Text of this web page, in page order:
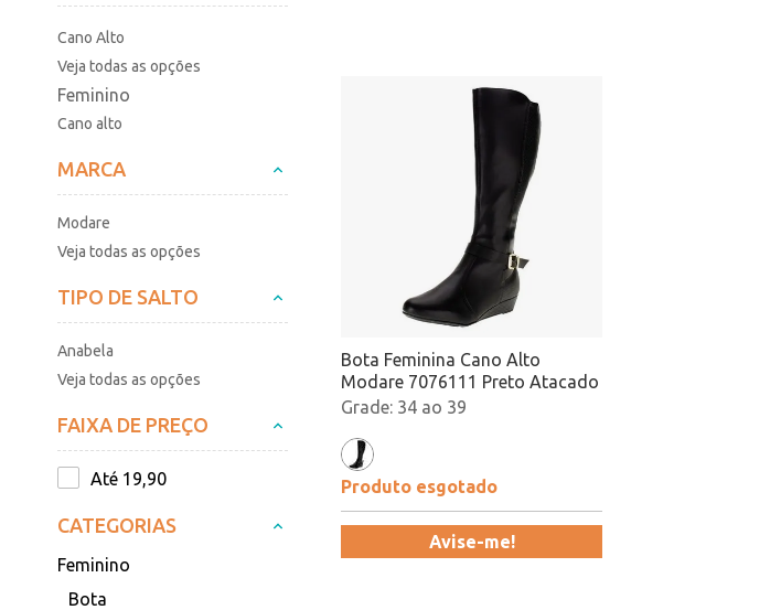
Cano Alto
Veja todas as opções
Feminino
Cano alto
MARCA
Modare
Veja todas as opções
TIPO DE SALTO
Anabela
Veja todas as opções
FAIXA DE PREÇO
Até 19,90
CATEGORIAS
Feminino
Bota
Bota Feminina Cano Alto
Modare 7076111 Preto Atacado
34 ao 39
Produto esgotado
Avise-me!